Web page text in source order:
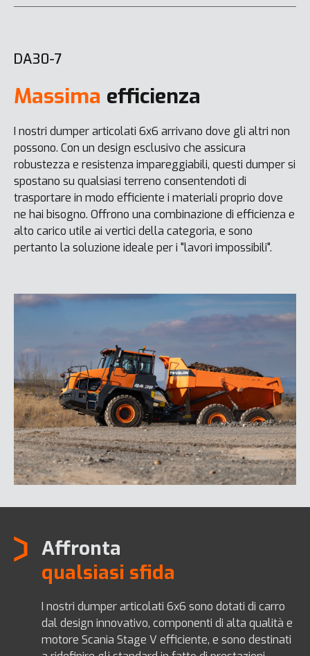
DA30-7
Massima efficienza
I nostri dumper articolati 6x6 arrivano dove gli altri non
possono. Con un design esclusivo che assicura
robustezza e resistenza impareggiabili, questi dumper si
spostano su qualsiasi terreno consentendoti di
trasportare in modo efficiente i materiali proprio dove
ne hai bisogno. Offrono una combinazione di efficienza e
alto carico utile ai vertici della categoria, e sono
pertanto la soluzione ideale per i "lavori impossibili".
Affronta
qualsiasi sfida
I nostri dumper articolati 6x6 sono dotati di carro
dal design innovativo, componenti di alta qualità e
motore Scania Stage V efficiente, e sono destinati